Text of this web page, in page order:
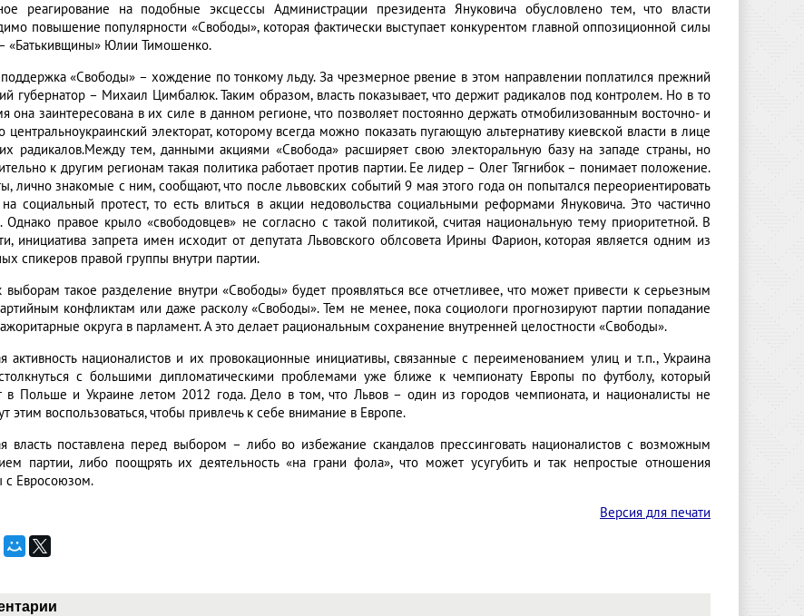
реагирование на подобные эксцессы Администрации президента Януковича обусловлено тем, что власти
повышение популярности «Свободы», которая фактически выступает конкурентом главной оппозиционной силы
«Батькивщины» Юлии Тимошенко.
«Свободы» – хождение по тонкому льду. За чрезмерное рвение в этом направлении поплатился прежний
губернатор – Михаил Цимбалюк. Таким образом, власть показывает, что держит радикалов под контролем. Но в то
она заинтересована в их силе в данном регионе, что позволяет постоянно держать отмобилизованным восточно- и
центральноукраинский электорат, которому всегда можно показать пугающую альтернативу киевской власти в лице
радикалов.Между тем, данными акциями «Свобода» расширяет свою электоральную базу на западе страны, но
к другим регионам такая политика работает против партии. Ее лидер – Олег Тягнибок – понимает положение.
лично знакомые с ним, сообщают, что после львовских событий 9 мая этого года он попытался переориентировать
социальный протест, то есть влиться в акции недовольства социальными реформами Януковича. Это частично
Однако правое крыло «свободовцев» не согласно с такой политикой, считая национальную тему приоритетной. В
инициатива запрета имен исходит от депутата Львовского облсовета Ирины Фарион, которая является одним из
спикеров правой группы внутри партии.
выборам такое разделение внутри «Свободы» будет проявляться все отчетливее, что может привести к серьезным
конфликтам или даже расколу «Свободы». Тем не менее, пока социологи прогнозируют партии попадание
округа в парламент. А это делает рациональным сохранение внутренней целостности «Свободы».
активность националистов и их провокационные инициативы, связанные с переименованием улиц и т.п., Украина
с большими дипломатическими проблемами уже ближе к чемпионату Европы по футболу, который
в Польше и Украине летом 2012 года. Дело в том, что Львов – один из городов чемпионата, и националисты не
этим воспользоваться, чтобы привлечь к себе внимание в Европе.
власть поставлена перед выбором – либо во избежание скандалов прессинговать националистов с возможным
партии, либо поощрять их деятельность «на грани фола», что может усугубить и так непростые отношения
с Евросоюзом.
Версия для печати